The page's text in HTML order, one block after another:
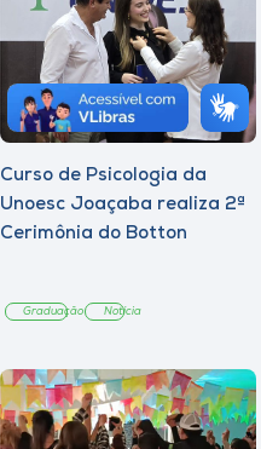
Curso de Psicologia da
Unoesc Joaçaba realiza 2ª
Cerimônia do Botton
Graduação Notícia